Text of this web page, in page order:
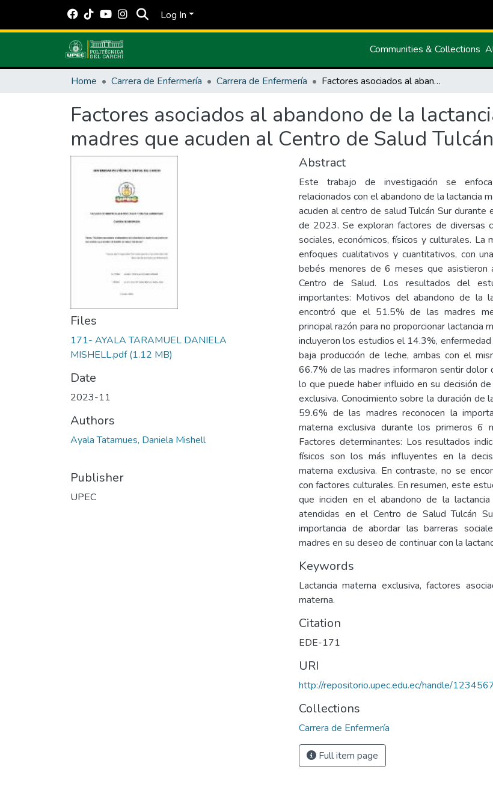
Log In
Communities & Collections
Home Carrera de Enfermería Carrera de Enfermería Factores asociados al abandono de la lactancia materna exclusiva en las madres que acuden al Centro de Salud Tulcán Sur
Factores asociados al abandono de la
madres que acuden al Centro de Salud
Files
171- AYALA TARAMUEL DANIELA
MISHELL.pdf(1.12 MB)
Date
2023-11
Authors
Ayala Tatamues, Daniela Mishell
Publisher
UPEC
Abstract
Este trabajo de investigación se
relacionados con el abandono de la lactancia
acuden al centro de salud Tulcán Sur
de 2023. Se exploran factores de diversas
sociales, económicos, físicos y culturales. La
enfoques cualitativos y cuantitativos, con
bebés menores de 6 meses que
Centro de Salud. Los resultados del
importantes: Motivos del abandono de la
encontró que el 51.5% de las madres
principal razón para no proporcionar lactancia
incluyeron los estudios el 14.3%,
baja producción de leche, ambas con el
66.7% de las madres informaron sentir dolor
lo que puede haber influido en su decisión
exclusiva. Conocimiento sobre la duración de
59.6% de las madres reconocen la
materna exclusiva durante los primeros 6
Factores determinantes: Los resultados
físicos son los más influyentes en la
materna exclusiva. En contraste, no se
con factores culturales. En resumen, este
que inciden en el abandono de la
atendidas en el Centro de Salud Tulcán
importancia de abordar las barreras
madres en su deseo de continuar con la
Keywords
Lactancia materna exclusiva, factores
materna.
Citation
EDE-171
URI
http://repositorio.upec.edu.ec/handle/
Collections
Carrera de Enfermería
Full item page